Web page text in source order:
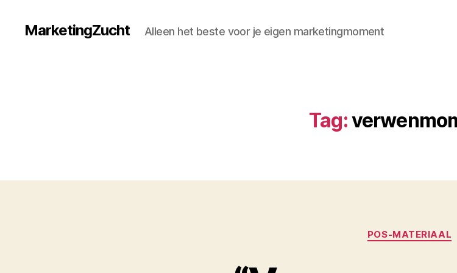
MarketingZucht Alleen het beste voor je eigen marketingmoment
Tag:
POS-MATERIAAL